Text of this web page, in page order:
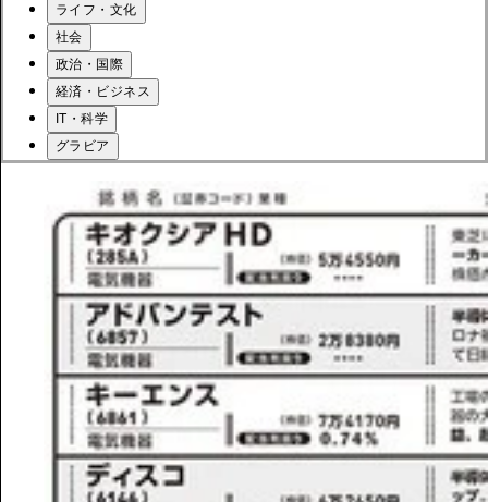
ライフ・文化
社会
政治・国際
経済・ビジネス
IT・科学
グラビア